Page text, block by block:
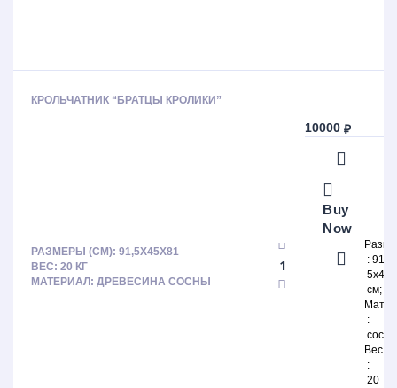
КРОЛЬЧАТНИК “БРАТЦЫ КРОЛИКИ”
РАЗМЕРЫ (СМ): 91,5Х45Х81
ВЕС: 20 КГ
МАТЕРИАЛ: ДРЕВЕСИНА СОСНЫ
10000₽
Buy
Now
91,
см
сосна
Вес
20